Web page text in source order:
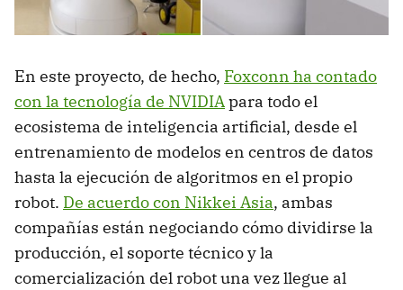
En este proyecto, de hecho, Foxconn ha contado
con la tecnología de NVIDIApara todo el
ecosistema de inteligencia artificial, desde el
entrenamiento de modelos en centros de datos
hasta la ejecución de algoritmos en el propio
robot. De acuerdo con Nikkei Asia, ambas
compañías están negociando cómo dividirse la
producción, el soporte técnico y la
comercialización del robot una vez llegue al